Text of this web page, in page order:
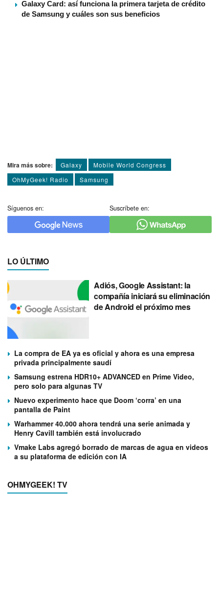
Galaxy Card: así funciona la primera tarjeta de crédito
de Samsung y cuáles son sus beneficios
Mira más sobre: Galaxy
Mobile World Congress
OhMyGeek! Radio
Samsung
Síguenos en: Suscríbete en:
LO ÚLTIMO
Adiós, Google Assistant: la
compañía iniciará su eliminación
de Android el próximo mes
La compra de EA ya es oficial y ahora es una empresa
privada principalmente saudí
Samsung estrena HDR10+ ADVANCED en Prime Video,
pero solo para algunas TV
Nuevo experimento hace que Doom ‘corra’ en una
pantalla de Paint
Warhammer 40.000 ahora tendrá una serie animada y
Henry Cavill también está involucrado
Vmake Labs agregó borrado de marcas de agua en videos
a su plataforma de edición con IA
OHMYGEEK! TV